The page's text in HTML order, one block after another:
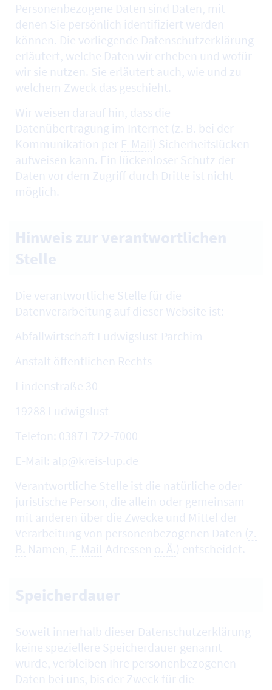
Personenbezogene Daten sind Daten, mit
denen Sie persönlich identifiziert werden
können. Die vorliegende Datenschutzerklärung
erläutert, welche Daten wir erheben und wofür
wir sie nutzen. Sie erläutert auch, wie und zu
welchem Zweck das geschieht.
Wir weisen darauf hin, dass die
Datenübertragung im Internet (z. B. bei der
Kommunikation per E-Mail) Sicherheitslücken
aufweisen kann. Ein lückenloser Schutz der
Daten vor dem Zugriff durch Dritte ist nicht
möglich.
Die verantwortliche Stelle für die
Datenverarbeitung auf dieser Website ist:
Abfallwirtschaft Ludwigslust-Parchim
Anstalt öffentlichen Rechts
Lindenstraße 30
19288 Ludwigslust
Telefon: 03871 722-7000
E-Mail: alp@kreis-lup.de
Verantwortliche Stelle ist die natürliche oder
juristische Person, die allein oder gemeinsam
mit anderen über die Zwecke und Mittel der
Verarbeitung von personenbezogenen Daten (z.
B. Namen, E-Mail-Adressen o. Ä.) entscheidet.
Soweit innerhalb dieser Datenschutzerklärung
keine speziellere Speicherdauer genannt
wurde, verbleiben Ihre personenbezogenen
Daten bei uns, bis der Zweck für die